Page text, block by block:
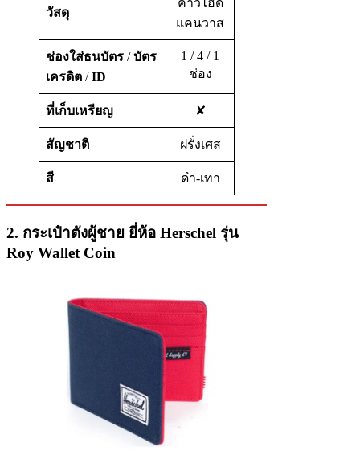
วัสดุ
คาวไฮด์
แคนวาส
ช่องใส่ธนบัตร /บัตร
เครดิต /ID
1 / 4 / 1
ช่อง
ที่เก็บเหรียญ ✘
สัญชาติ ฝรั่งเศส
สี ดำ-เทา
2. กระเป๋าตังผู้ชาย ยี่ห้อ Herschel รุ่น
Roy Wallet Coin